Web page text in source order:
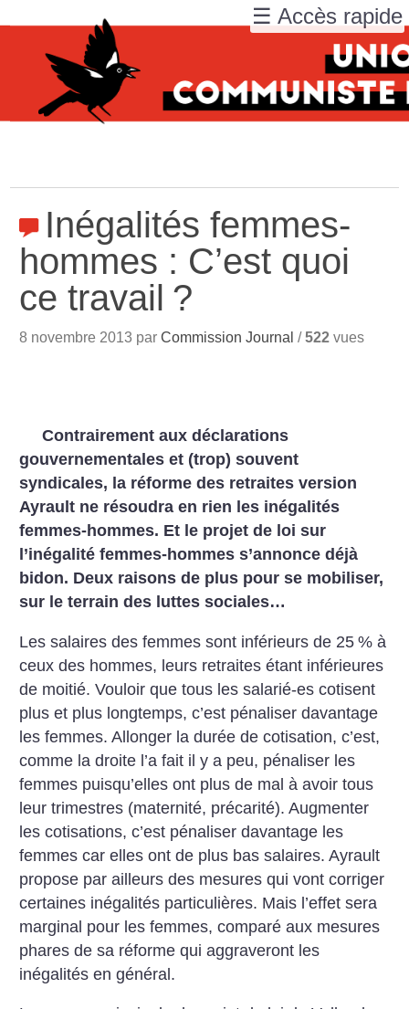
Inégalités femmes-
hommes : C’est quoi
ce travail ?
8 novembre 2013 parCommission Journal /522 vues
Contrairement aux déclarations
gouvernementales et (trop) souvent
syndicales, la réforme des retraites version
Ayrault ne résoudra en rien les inégalités
femmes-hommes. Et le projet de loi sur
l’inégalité femmes-hommes s’annonce déjà
bidon. Deux raisons de plus pour se mobiliser,
sur le terrain des luttes sociales…
Les salaires des femmes sont inférieurs de 25 % à
ceux des hommes, leurs retraites étant inférieures
de moitié. Vouloir que tous les salarié-es cotisent
plus et plus longtemps, c’est pénaliser davantage
les femmes. Allonger la durée de cotisation, c’est,
comme la droite l’a fait il y a peu, pénaliser les
femmes puisqu’elles ont plus de mal à avoir tous
leur trimestres (maternité, précarité). Augmenter
les cotisations, c’est pénaliser davantage les
femmes car elles ont de plus bas salaires. Ayrault
propose par ailleurs des mesures qui vont corriger
certaines inégalités particulières. Mais l’effet sera
marginal pour les femmes, comparé aux mesures
phares de sa réforme qui aggraveront les
inégalités en général.
☰ Accès rapide